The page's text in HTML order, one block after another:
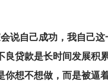
说自己成功，我自己
贷款是长时间发展积
想不想做，而是被逼